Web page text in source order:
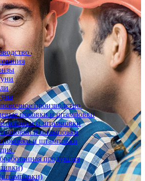
производство
поковки и штамповки
поковки и штамповки
поковки и штамповки
поковки и штамповки
продукция